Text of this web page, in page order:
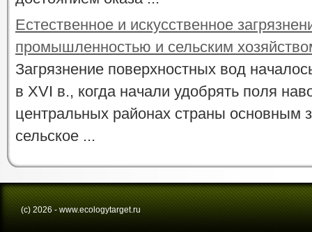
Естественное и искусственное
промышленностью и сельским
Загрязнение поверхностных вод
в XVI в., когда начали удобрять поля
центральных районах страны основным
сельское ...
(с) 2026 - www.ecologytarget.ru